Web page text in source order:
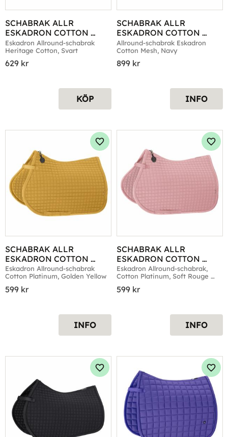
SCHABRAK ALLR
ESKADRON COTTON
HERITAGE SVART
Eskadron Allround-schabrak
Heritage Cotton, Svart
629 kr
KÖP
SCHABRAK ALLR
ESKADRON COTTON
MESH NAVY
Allround-schabrak Eskadron
Cotton Mesh, Navy
899 kr
INFO
SCHABRAK ALLR
ESKADRON COTTON
PLATINUM GOLDEN
YELLOW
Eskadron Allround-schabrak
Cotton Platinum, Golden Yellow
599 kr
Lägg till i favoriter
INFO
SCHABRAK ALLR
ESKADRON COTTON
PLATINUM SOFT ROUGE
PONNY
Eskadron Allround-schabrak,
Cotton Platinum, Soft Rouge
599 kr
INFO
Lägg till i favoriter